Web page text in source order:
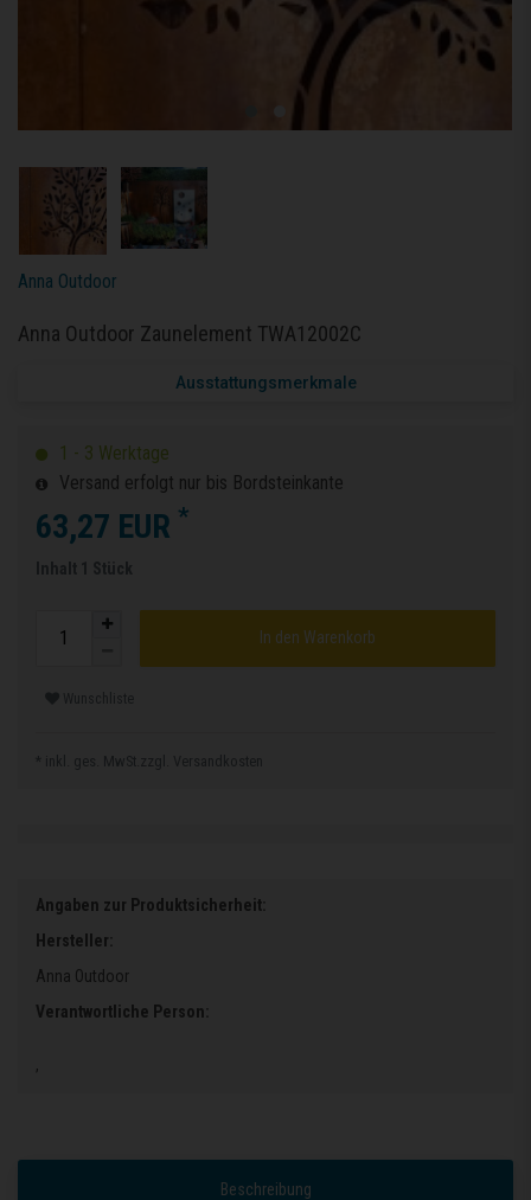
Anna Outdoor
Anna Outdoor Zaunelement TWA12002C
Ausstattungsmerkmale
1 - 3 Werktage
Versand erfolgt nur bis Bordsteinkante
63,27 EUR *
Inhalt 1 Stück
In den Warenkorb
Wunschliste
* inkl. ges. MwSt.zzgl. Versandkosten
Angaben zur Produktsicherheit:
Hersteller:
Anna Outdoor
Verantwortliche Person:
,
Beschreibung